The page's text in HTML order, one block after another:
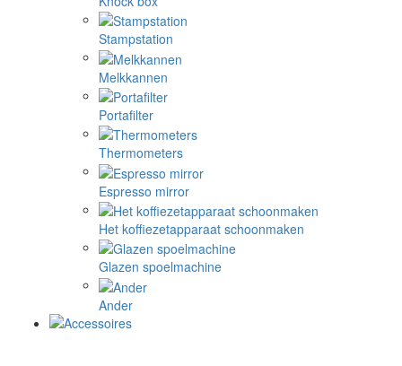
Stampstation
Melkkannen
Portafilter
Thermometers
Espresso mirror
Het koffiezetapparaat schoonmaken
Glazen spoelmachine
Ander